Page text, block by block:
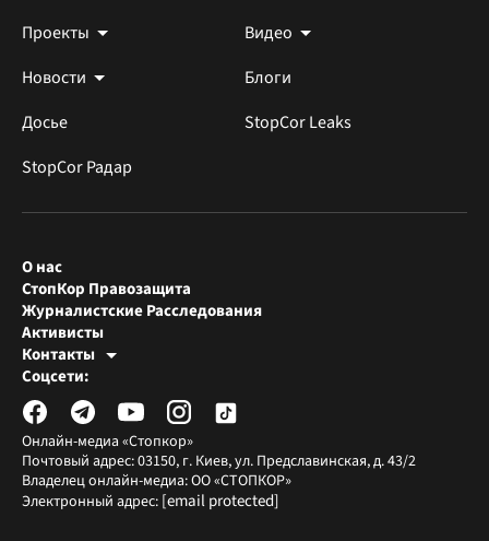
Проекты
Видео
Новости
Блоги
Досье
StopCor Leaks
StopCor Радар
Онлайн-медиа «Стопкор»
Почтовый адрес: 03150, г. Киев, ул. Предславинская, д. 43/2
Владелец онлайн-медиа: ОО «СТОПКОР»
Электронный адрес: [email protected]
О нас
СтопКор Правозащита
Журналистские Расследования
Активисты
Контакты
Редакция СтопКора
Журналисты-расследователи
Соцсети: